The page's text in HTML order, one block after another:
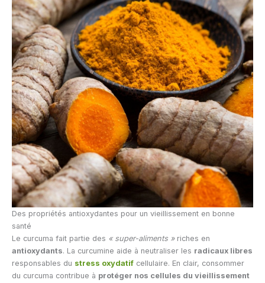
Des propriétés antioxydantes pour un vieillissement en bonne
santé
Le curcuma fait partie des « super-aliments »riches en
antioxydants. La curcumine aide à neutraliser les radicaux libres
responsables du stress oxydatif cellulaire. En clair, consommer
du curcuma contribue à protéger nos cellules du vieillissement